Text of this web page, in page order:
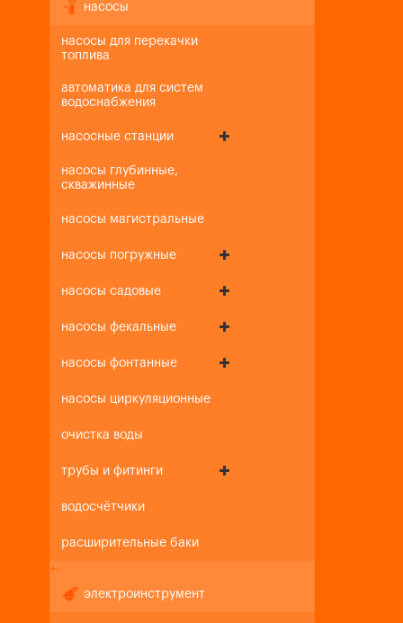
насосы
насосы для перекачки
топлива
автоматика для систем
водоснабжения
насосные станции
насосы глубинные,
скважинные
насосы магистральные
насосы погружные
насосы садовые
насосы фекальные
насосы фонтанные
насосы циркуляционные
очистка воды
трубы и фитинги
водосчётчики
расширительные баки
+-
электроинструмент